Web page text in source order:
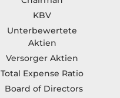
KBV
Unterbewertete
Aktien
Versorger Aktien
Total Expense Ratio
Board of Directors